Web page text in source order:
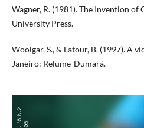
Wagner, R. (1981). The Invention
University Press.
Woolgar, S., & Latour, B. (1997). A
Janeiro: Relume-Dumará.